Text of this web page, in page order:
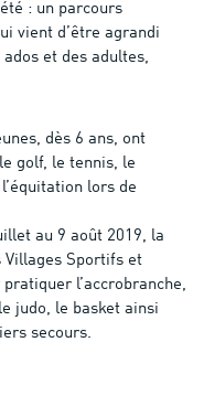
: un parcours
vient d’être agrandi
et des adultes,
dès 6 ans, ont
golf, le tennis, le
lors de
au 9 août 2019, la
Villages Sportifs et
l’accrobranche,
judo, le basket ainsi
secours.